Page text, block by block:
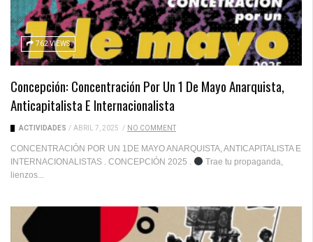
762 VIEWS
Concepción: Concentración Por Un 1 De Mayo Anarquista,
Anticapitalista E Internacionalista
ACTIVIDADES / ABRIL 7, 2025 / NO COMMENT
CONCENTRACIÓN POR UN 1DE MAYO ANARQUISTA, ANTICAPITALISTA E
INTERNACIONALISTAS . CONCEPCIÓN 2025 .
Trae tu propaganda,
lienzos...